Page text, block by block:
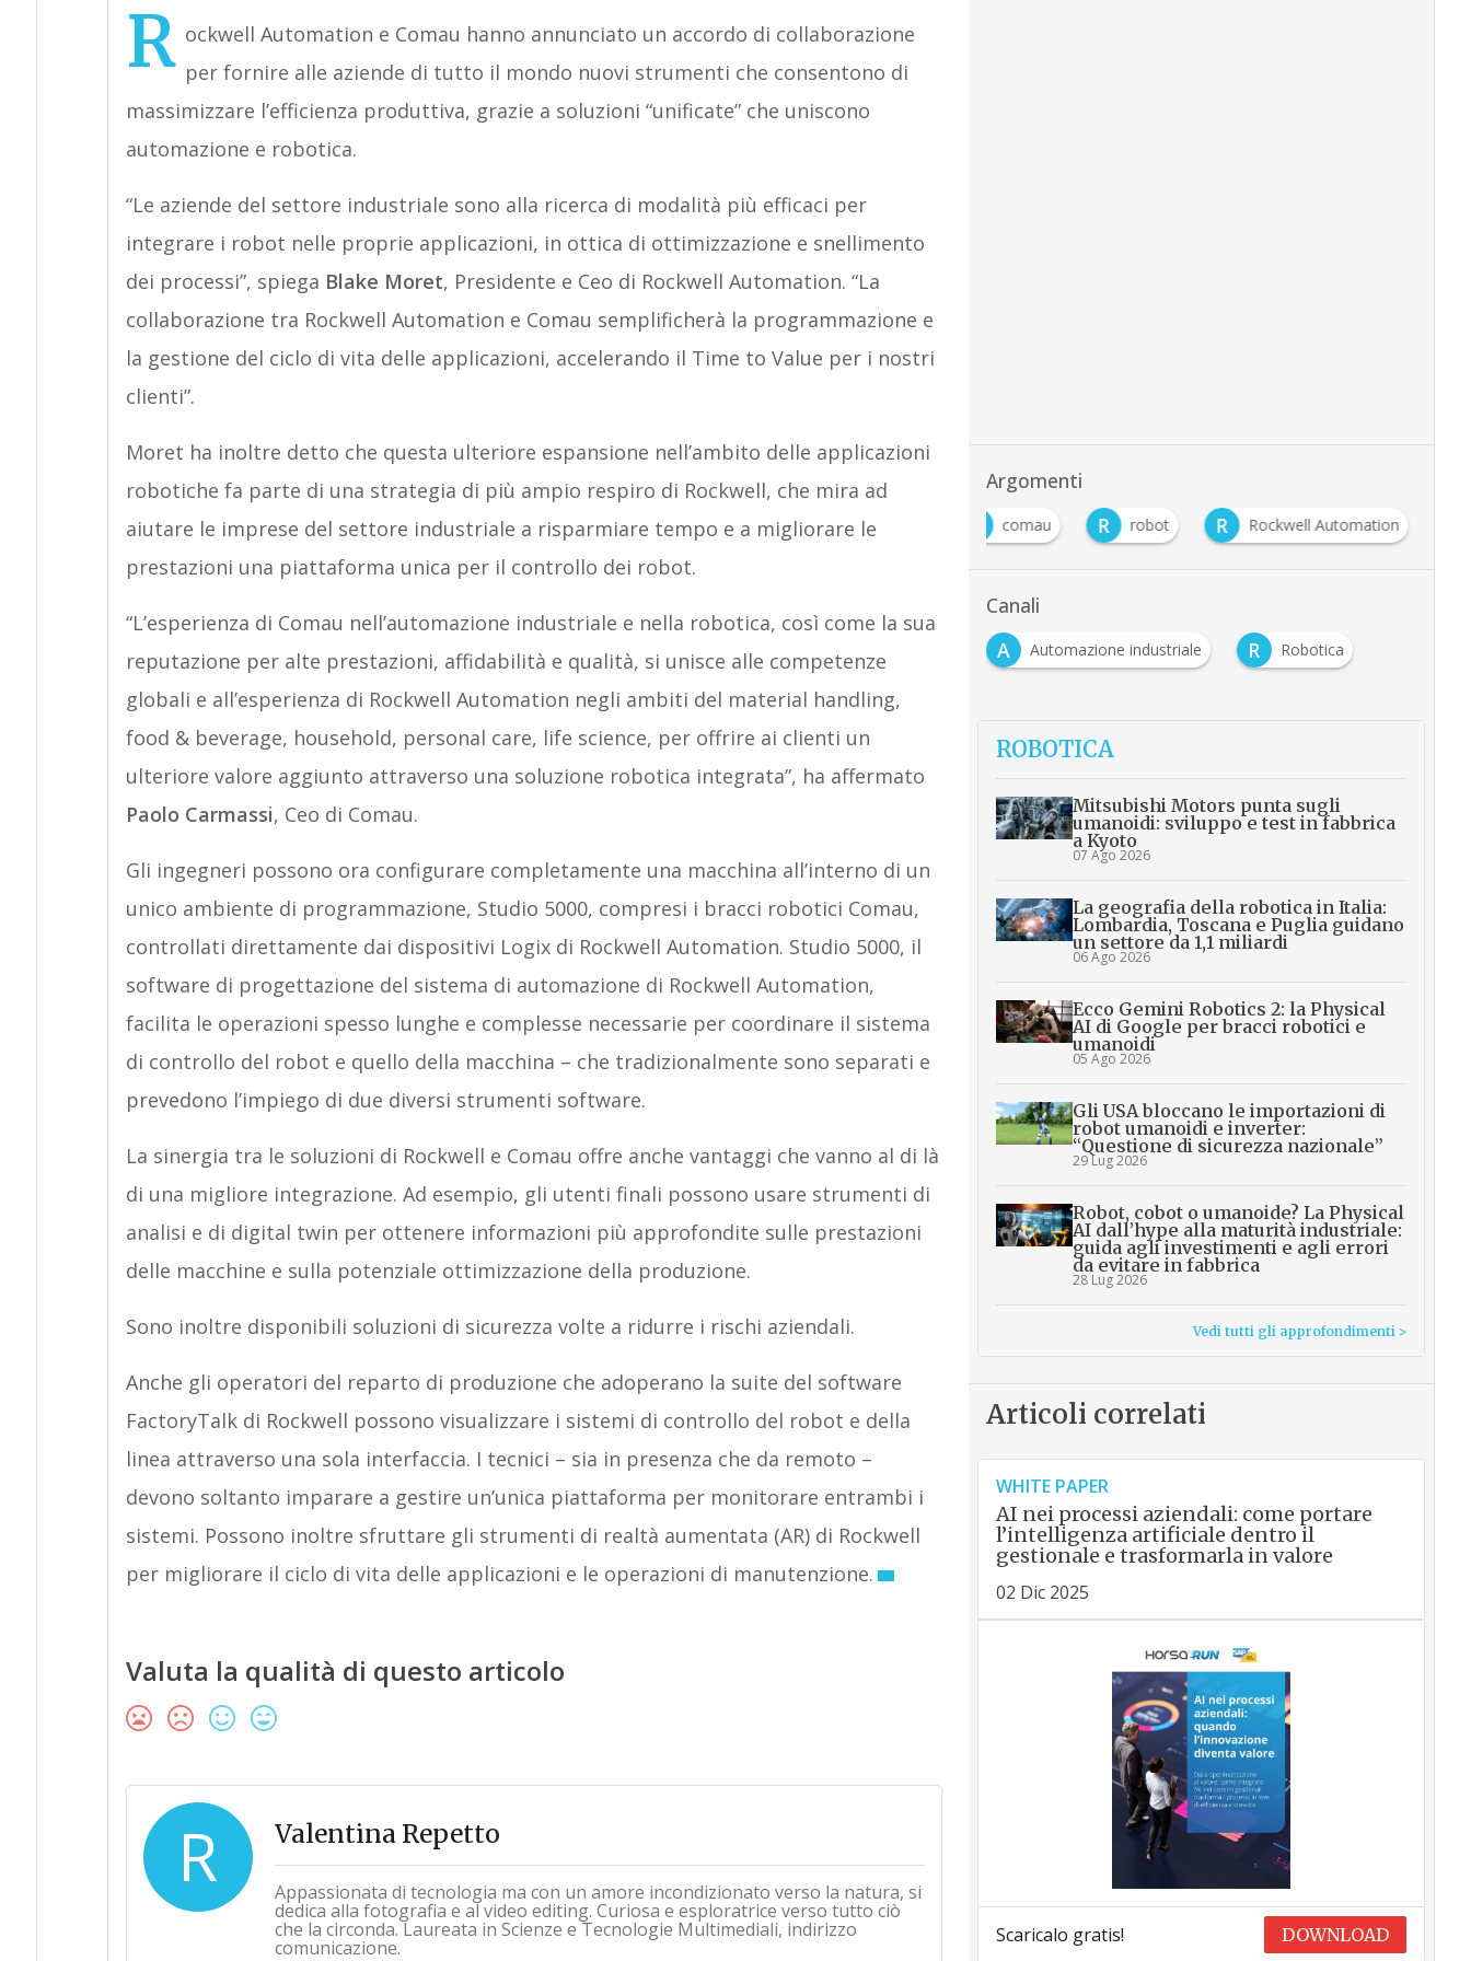
R ockwell Automation e Comau hanno annunciato un accordo di collaborazione
per fornire alle aziende di tutto il mondo nuovi strumenti che consentono di
massimizzare l’efficienza produttiva, grazie a soluzioni “unificate” che uniscono
automazione e robotica.
“Le aziende del settore industriale sono alla ricerca di modalità più efficaci per
integrare i robot nelle proprie applicazioni, in ottica di ottimizzazione e snellimento
dei processi”, spiega Blake Moret, Presidente e Ceo di Rockwell Automation. “La
collaborazione tra Rockwell Automation e Comau semplificherà la programmazione e
la gestione del ciclo di vita delle applicazioni, accelerando il Time to Value per i nostri
clienti”.
Moret ha inoltre detto che questa ulteriore espansione nell’ambito delle applicazioni
robotiche fa parte di una strategia di più ampio respiro di Rockwell, che mira ad
aiutare le imprese del settore industriale a risparmiare tempo e a migliorare le
prestazioni una piattaforma unica per il controllo dei robot.
“L’esperienza di Comau nell’automazione industriale e nella robotica, così come la sua
reputazione per alte prestazioni, affidabilità e qualità, si unisce alle competenze
globali e all’esperienza di Rockwell Automation negli ambiti del material handling,
food & beverage, household, personal care, life science, per offrire ai clienti un
ulteriore valore aggiunto attraverso una soluzione robotica integrata”, ha affermato
Paolo Carmassi, Ceo di Comau.
Gli ingegneri possono ora configurare completamente una macchina all’interno di un
unico ambiente di programmazione, Studio 5000, compresi i bracci robotici Comau,
controllati direttamente dai dispositivi Logix di Rockwell Automation. Studio 5000, il
software di progettazione del sistema di automazione di Rockwell Automation,
facilita le operazioni spesso lunghe e complesse necessarie per coordinare il sistema
di controllo del robot e quello della macchina – che tradizionalmente sono separati e
prevedono l’impiego di due diversi strumenti software.
La sinergia tra le soluzioni di Rockwell e Comau offre anche vantaggi che vanno al di là
di una migliore integrazione. Ad esempio, gli utenti finali possono usare strumenti di
analisi e di digital twin per ottenere informazioni più approfondite sulle prestazioni
delle macchine e sulla potenziale ottimizzazione della produzione.
Sono inoltre disponibili soluzioni di sicurezza volte a ridurre i rischi aziendali.
Anche gli operatori del reparto di produzione che adoperano la suite del software
FactoryTalk di Rockwell possono visualizzare i sistemi di controllo del robot e della
linea attraverso una sola interfaccia. I tecnici – sia in presenza che da remoto –
devono soltanto imparare a gestire un’unica piattaforma per monitorare entrambi i
sistemi. Possono inoltre sfruttare gli strumenti di realtà aumentata (AR) di Rockwell
per migliorare il ciclo di vita delle applicazioni e le operazioni di manutenzione.
Valuta la qualità di questo articolo
R Valentina Repetto
Appassionata di tecnologia ma con un amore incondizionato verso la natura, si
dedica alla fotografia e al video editing. Curiosa e esploratrice verso tutto ciò
che la circonda. Laureata in Scienze e Tecnologie Multimediali, indirizzo
comunicazione.
Argomenti
comau R robot R Rockwell Automation
Canali
A
Automazione industriale R Robotica
ROBOTICA
Mitsubishi Motors punta sugli
umanoidi: sviluppo e test in fabbrica
a Kyoto
07 Ago 2026
La geografia della robotica in Italia:
Lombardia, Toscana e Puglia guidano
un settore da 1,1 miliardi
06 Ago 2026
Ecco Gemini Robotics 2: la Physical
AI di Google per bracci robotici e
umanoidi
05 Ago 2026
Gli USA bloccano le importazioni di
robot umanoidi e inverter:
“Questione di sicurezza nazionale”
29 Lug 2026
Robot, cobot o umanoide? La Physical
AI dall’hype alla maturità industriale:
guida agli investimenti e agli errori
da evitare in fabbrica
28 Lug 2026
Vedi tutti gli approfondimenti >
Articoli correlati
WHITE PAPER
AI nei processi aziendali: come portare
l’intelligenza artificiale dentro il
gestionale e trasformarla in valore
02 Dic 2025
Scaricalo gratis! DOWNLOAD